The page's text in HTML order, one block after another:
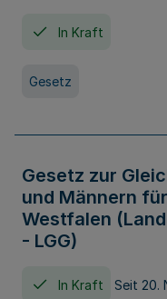
In Kraft
Gesetz
Gesetz zur
und Männern
Westfalen
- LGG)
In Kraft Seit 20.